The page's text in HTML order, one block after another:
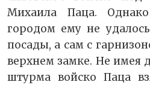
Михаила Паца.
городом ему не
посады, а сам с
верхнем замке. Не имея
штурма войско Паца